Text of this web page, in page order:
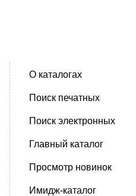
О каталогах
Поиск печатных
Поиск электронных
Главный каталог
Просмотр новинок
Имидж-каталог